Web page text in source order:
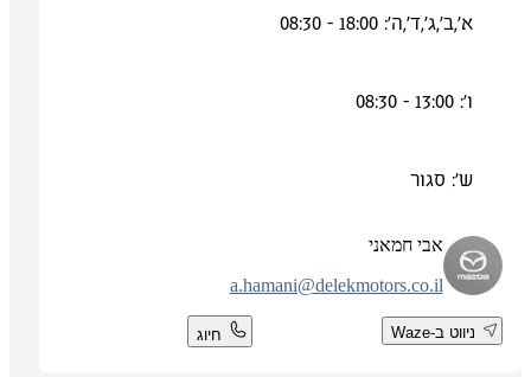
א',ב',ג',ד',ה': 18:00 - 08:30
ש': סגור
אבי חמאני
a.hamani@delekmotors.co.il
ניווט ב-Waze חיוג